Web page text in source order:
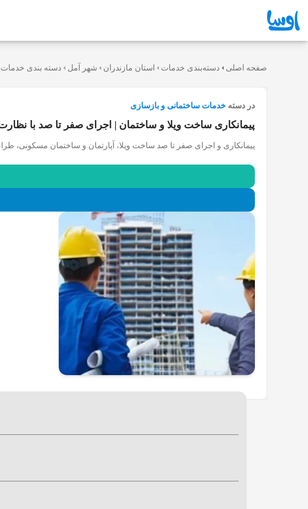
صفحه اصلی دسته‌بندی خدمات استان مازندران شهر آمل دسته بندی
در دسته خدمات ساختمانی و بازسازی
پیمانکاری ساخت ویلا و ساختمان | اجرای صفر تا صد با
پیمانکاری و اجرای صفر تا صد ساخت ویلا، آپارتمان و ساختمان مسکونی،